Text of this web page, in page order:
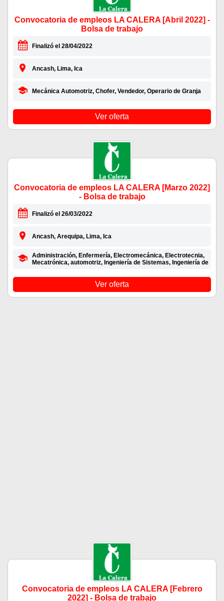
Convocatoria de empleos LA CALERA [Abril 2022] -
Bolsa de trabajo
Finalizó el 28/04/2022
Ancash, Lima, Ica
Mecánica Automotriz, Chofer, Vendedor, Operario de Granja
Ver oferta
Convocatoria de empleos LA CALERA [Marzo 2022]
- Bolsa de trabajo
Finalizó el 26/03/2022
Ancash, Arequipa, Lima, Ica
Administración, Enfermería, Electromecánica, Electrotecnia,
Mecatrónica, automotriz, Ingeniería de Sistemas, Ingeniería de
Ver oferta
Convocatoria de empleos LA CALERA [Febrero
2022] - Bolsa de trabajo